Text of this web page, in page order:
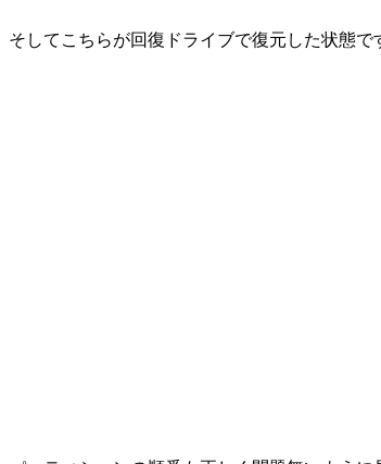
そしてこちらが回復ドライブで復元した状態で